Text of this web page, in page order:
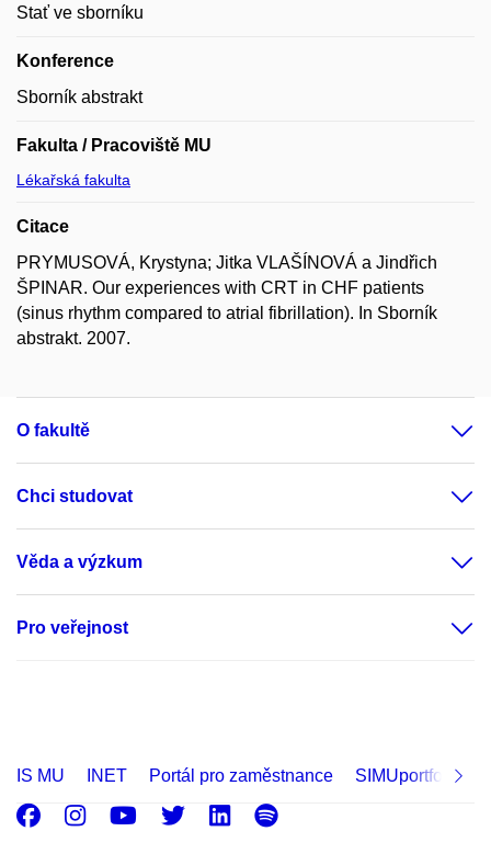
Stať ve sborníku
Konference
Sborník abstrakt
Fakulta / Pracoviště MU
Lékařská fakulta
Citace
PRYMUSOVÁ, Krystyna; Jitka VLAŠÍNOVÁ a Jindřich
ŠPINAR. Our experiences with CRT in CHF patients
(sinus rhythm compared to atrial fibrillation). In Sborník
abstrakt. 2007.
O fakultě
Chci studovat
Věda a výzkum
Pro veřejnost
IS MU INET Portál pro zaměstnance SIMUportfolio
Facebook
Instagram
Youtube
Twitter
LinkedIn
Spotify